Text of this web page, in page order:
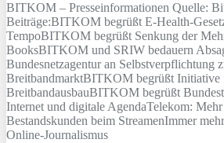
BITKOM – Presseinformationen Quelle:
Beiträge:BITKOM begrüßt E-Health-
TempoBITKOM begrüßt Senkung der
BooksBITKOM und SRIW bedauern
Bundesnetzagentur an Selbstverpflichtung
BreitbandmarktBITKOM begrüßt Initiative
BreitbandausbauBITKOM begrüßt
Internet und digitale AgendaTelekom:
Bestandskunden beim StreamenImmer
Online-Journalismus